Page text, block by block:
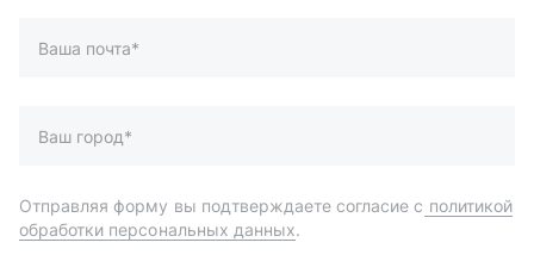
Автозапчасти и комплектующие